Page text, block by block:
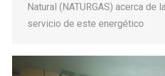
Natural (NATURGAS) acerca de
servicio de este energético